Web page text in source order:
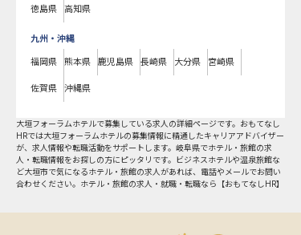
徳島県 高知県
九州・沖縄
福岡県 熊本県 鹿児島県 長崎県 大分県 宮崎県
佐賀県 沖縄県
大垣フォーラムホテルで募集している求人の詳細ページです。おもてなし
HRでは大垣フォーラムホテルの募集情報に精通したキャリアアドバイザー
が、求人情報や転職活動をサポートします。岐阜県でホテル・旅館の求
人・転職情報をお探しの方にピッタリです。ビジネスホテルや温泉旅館な
ど大垣市で気になるホテル・旅館の求人があれば、電話やメールでお問い
合わせください。ホテル・旅館の求人・就職・転職なら【おもてなしHR】